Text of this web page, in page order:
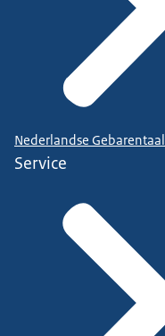
Nederlandse Gebarentaal
Service